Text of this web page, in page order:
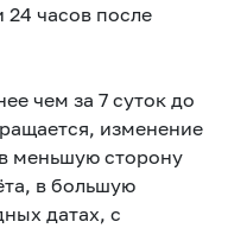
часов после
чем за 7 суток до
изменение
меньшую сторону
в большую
датах, с